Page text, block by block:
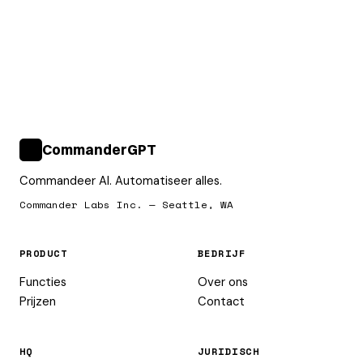
CommanderGPT
Commandeer AI. Automatiseer alles.
Commander Labs Inc. — Seattle, WA
PRODUCT
Functies
Prijzen
BEDRIJF
Over ons
Contact
HQ JURIDISCH